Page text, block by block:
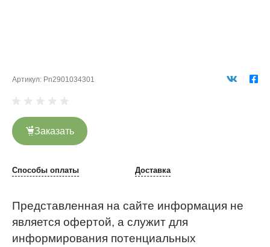
Артикул: Pn2901034301
Заказать
Способы оплаты Доставка
Представленная на сайте информация не
является офертой, а служит для
информирования потенциальных